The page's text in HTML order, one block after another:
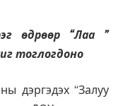
өдрөөр “Лаа ”
тоглогдоно
дэргэдэх “Залуу